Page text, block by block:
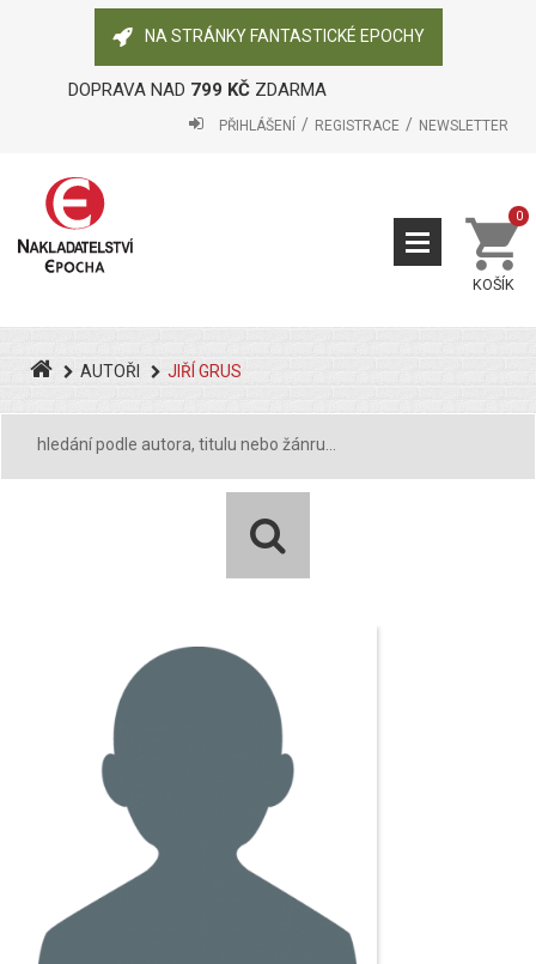
NA STRÁNKY FANTASTICKÉ EPOCHY
DOPRAVA NAD 799 KČZDARMA
PŘIHLÁŠENÍ REGISTRACE NEWSLETTER
KOŠÍK
0
AUTOŘI JIŘÍ GRUS